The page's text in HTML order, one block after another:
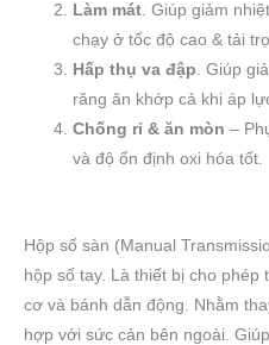
Làm mát. Giúp giảm
chạy ở tốc độ cao & tải
Hấp thụ va đập. Giúp
răng ăn khớp cả khi áp
Chống rỉ & ăn mòn –
và độ ổn định oxi hóa tốt.
Hộp số sàn (Manual
hộp số tay. Là thiết bị cho
cơ và bánh dẫn động. Nhằm
hợp với sức cản bên ngoài.